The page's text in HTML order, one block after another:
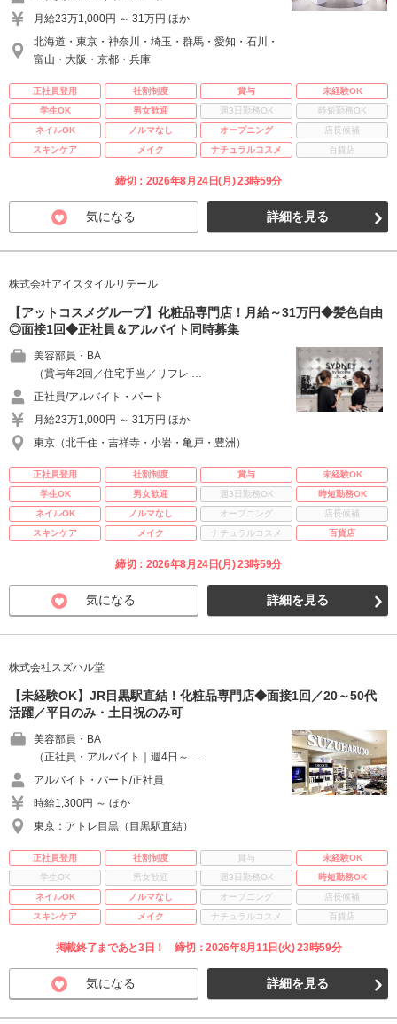
月給23万1,000円 ～ 31万円 ほか
北海道・東京・神奈川・埼玉・群馬・愛知・石川・
富山・大阪・京都・兵庫
正社員登用 社割制度 賞与
未経験OK
学生OK
男女歓迎 週3日勤務OK
時短勤務OK
ネイルOK
ノルマなし オープニング
店長候補
スキンケア
メイク ナチュラルコスメ 百貨店
締切：2026年8月24日(月) 23時59分
気になる 詳細を見る
株式会社アイスタイルリテール
【アットコスメグループ】化粧品専門店！月給～31万円◆髪色自由
◎面接1回◆正社員＆アルバイト同時募集
美容部員・BA
（賞与年2回／住宅手当／リフレ …
正社員/アルバイト・パート
月給23万1,000円 ～ 31万円 ほか
東京（北千住・吉祥寺・小岩・亀戸・豊洲）
正社員登用 社割制度 賞与
未経験OK
学生OK
男女歓迎 週3日勤務OK
時短勤務OK
ネイルOK
ノルマなし オープニング
店長候補
スキンケア
メイク ナチュラルコスメ 百貨店
締切：2026年8月24日(月) 23時59分
気になる 詳細を見る
株式会社スズハル堂
【未経験OK】JR目黒駅直結！化粧品専門店◆面接1回／20～50代
活躍／平日のみ・土日祝のみ可
美容部員・BA
（正社員・アルバイト｜週4日～ …
アルバイト・パート/正社員
時給1,300円 ～ ほか
東京：アトレ目黒（目黒駅直結）
正社員登用 社割制度 賞与
未経験OK
学生OK
男女歓迎 週3日勤務OK
時短勤務OK
ネイルOK
ノルマなし オープニング
店長候補
スキンケア
メイク ナチュラルコスメ 百貨店
掲載終了まであと3日！ 締切：2026年8月11日(火) 23時59分
気になる 詳細を見る